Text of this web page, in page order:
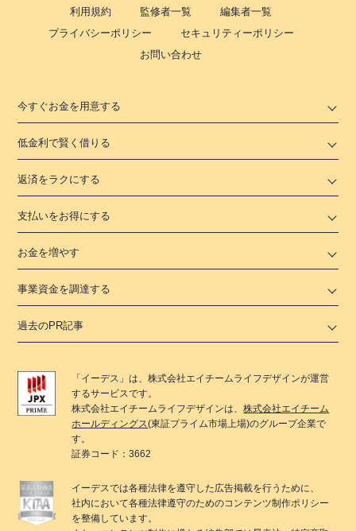
利用規約
監修者一覧
編集者一覧
プライバシーポリシー
セキュリティーポリシー
お問い合わせ
今すぐお金を用意する
低金利で賢く借りる
返済をラクにする
支払いをお得にする
お金を増やす
事業資金を調達する
過去のPR記事
「 イーデス 」は、株式会社エイチームライフデザインが運営
するサービスです。
株式会社エイチームライフデザインは、株式会社エイチーム
ホールディングス(東証プライム市場上場)のグループ企業で
す。
証券コード：3662
イーデスでは各種法律を遵守した広告掲載を行うために、
社内において各種法律遵守のためのコンテンツ制作ポリシー
を整備しています。